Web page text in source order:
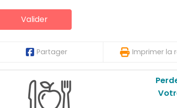
Partager Imprimer la